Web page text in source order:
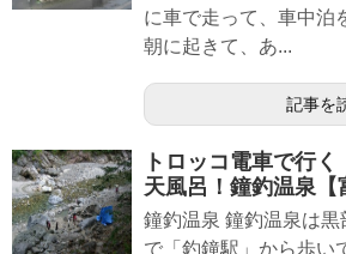
に車で走って、車中泊
朝に起きて、あ...
記事を
トロッコ電車で行
天風呂！鐘釣温泉【
鐘釣温泉 鐘釣温泉は
で「釣鐘駅」から歩い